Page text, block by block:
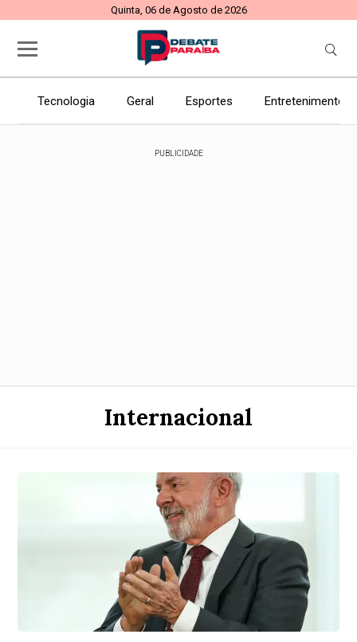
Quinta, 06 de Agosto de 2026
Tecnologia Geral Esportes Entretenimento
PUBLICIDADE
Internacional